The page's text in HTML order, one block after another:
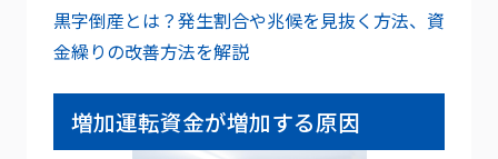
黒字倒産とは？発生割合や兆候を見抜く方法、資
金繰りの改善方法を解説
増加運転資金が増加する原因